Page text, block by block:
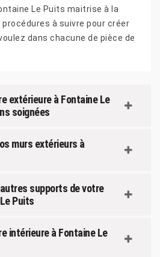
Le Puits maitrise à la
à suivre pour créer
dans chacune de pièce de
extérieure à Fontaine Le
soignées
murs extérieurs à
supports de votre
Puits
intérieure à Fontaine Le